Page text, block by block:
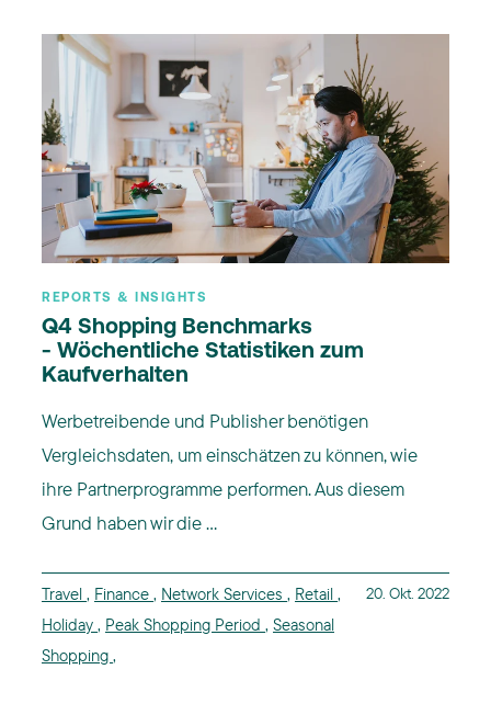
REPORTS & INSIGHTS
Q4 Shopping Benchmarks
- Wöchentliche Statistiken zum
Kaufverhalten
Werbetreibende und Publisher benötigen
Vergleichsdaten, um einschätzen zu können, wie
ihre Partnerprogramme performen. Aus diesem
Grund haben wir die ...
Travel , Finance , Network Services , Retail ,
Holiday , Peak Shopping Period , Seasonal
Shopping ,
20. Okt. 2022